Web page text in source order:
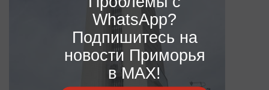
WhatsApp?
Подпишитесь на
новости Приморья
в MAX!